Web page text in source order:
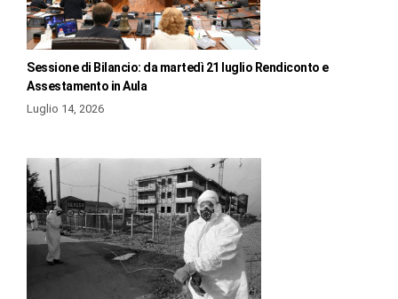
Sessione di Bilancio: da martedì 21 luglio Rendiconto e
Assestamento in Aula
Luglio 14, 2026